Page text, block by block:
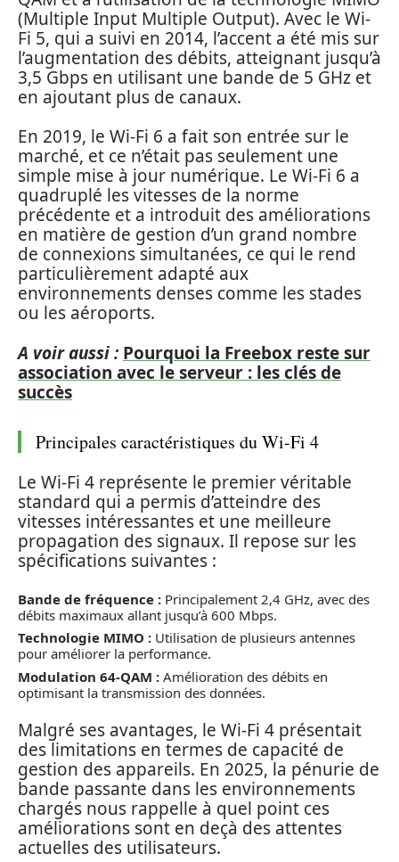
(Multiple Input Multiple Output). Avec le Wi-
Fi 5, qui a suivi en 2014, l’accent a été mis sur
l’augmentation des débits, atteignant jusqu’à
3,5 Gbps en utilisant une bande de 5 GHz et
en ajoutant plus de canaux.
En 2019, le Wi-Fi 6 a fait son entrée sur le
marché, et ce n’était pas seulement une
simple mise à jour numérique. Le Wi-Fi 6 a
quadruplé les vitesses de la norme
précédente et a introduit des améliorations
en matière de gestion d’un grand nombre
de connexions simultanées, ce qui le rend
particulièrement adapté aux
environnements denses comme les stades
ou les aéroports.
A voir aussi : Pourquoi la Freebox reste sur
association avec le serveur : les clés de
succès
Principales caractéristiques du Wi-Fi 4
Le Wi-Fi 4 représente le premier véritable
standard qui a permis d’atteindre des
vitesses intéressantes et une meilleure
propagation des signaux. Il repose sur les
spécifications suivantes :
Bande de fréquence : Principalement 2,4 GHz, avec des
débits maximaux allant jusqu’à 600 Mbps.
Technologie MIMO : Utilisation de plusieurs antennes
pour améliorer la performance.
Modulation 64-QAM : Amélioration des débits en
optimisant la transmission des données.
Malgré ses avantages, le Wi-Fi 4 présentait
des limitations en termes de capacité de
gestion des appareils. En 2025, la pénurie de
bande passante dans les environnements
chargés nous rappelle à quel point ces
améliorations sont en deçà des attentes
actuelles des utilisateurs.